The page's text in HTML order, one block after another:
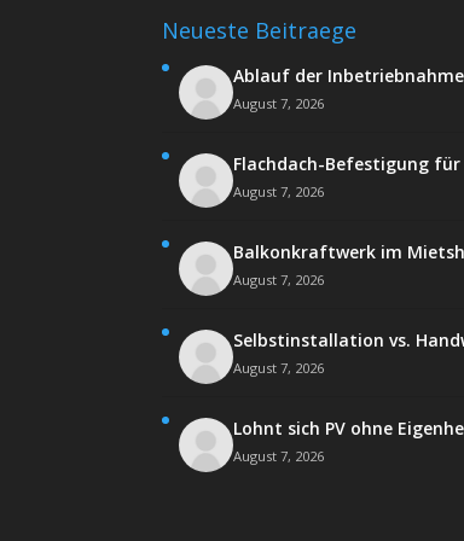
Neueste Beitraege
Ablauf der
August 7, 2026
Flachdach-Befestigung
August 7, 2026
Balkonkraftwerk im
August 7, 2026
Selbstinstallation vs.
August 7, 2026
Lohnt sich PV ohne
August 7, 2026